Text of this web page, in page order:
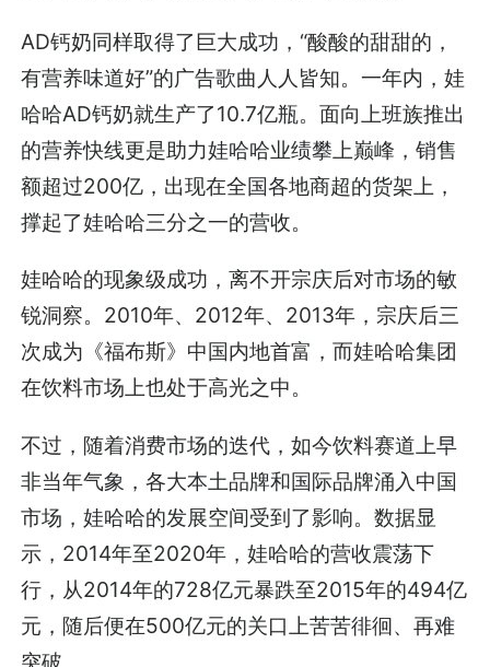
AD钙奶同样取得了巨大成功，“酸酸的甜甜的，
有营养味道好”的广告歌曲人人皆知。一年内，娃
哈哈AD钙奶就生产了10.7亿瓶。面向上班族推出
的营养快线更是助力娃哈哈业绩攀上巅峰，销售
额超过200亿，出现在全国各地商超的货架上，
撑起了娃哈哈三分之一的营收。
娃哈哈的现象级成功，离不开宗庆后对市场的敏
锐洞察。2010年、2012年、2013年，宗庆后三
次成为《福布斯》中国内地首富，而娃哈哈集团
在饮料市场上也处于高光之中。
不过，随着消费市场的迭代，如今饮料赛道上早
非当年气象，各大本土品牌和国际品牌涌入中国
市场，娃哈哈的发展空间受到了影响。数据显
示，2014年至2020年，娃哈哈的营收震荡下
行，从2014年的728亿元暴跌至2015年的494亿
元，随后便在500亿元的关口上苦苦徘徊、再难
突破。